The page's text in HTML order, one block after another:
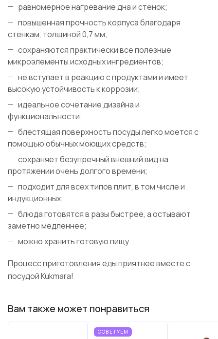
равномерное нагревание дна и стенок;
повышенная прочность корпуса благодаря
стенкам, толщиной 0,7 мм;
сохраняются практически все полезные
микроэлементы исходных ингредиентов;
не вступает в реакцию с продуктами и имеет
высокую устойчивость к коррозии;
идеальное сочетание дизайна и
функциональности;
блестящая поверхность посуды легко моется с
помощью обычных моющих средств;
сохраняет безупречный внешний вид на
протяжении очень долгого времени;
подходит для всех типов плит, в том числе и
индукционных;
блюда готовятся в разы быстрее, а остывают
заметно медленнее;
можно хранить готовую пищу.
Процесс приготовления еды приятнее вместе с
посудой Kukmara!
Вам также может понравиться
СОВЕТУЕМ